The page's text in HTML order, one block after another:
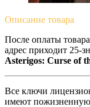
Описание товара
После оплаты
адрес приходит 25-
Asterigos: Curse of
Все ключи
имеют